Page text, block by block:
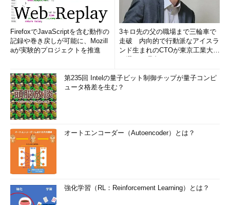
FirefoxでJavaScriptを含む動作の
記録や巻き戻しが可能に、Mozill
aが実験的プロジェクトを推進
3キロ先の父の職場まで三輪車で
走破 内向的で行動派なアイスラ
ンド生まれのCTOが東京工業大学
第235回 Intelの量子ビット制御チップが量子コンピ
ュータ格差を生む？
オートエンコーダー（Autoencoder）とは？
強化学習（RL：Reinforcement Learning）とは？